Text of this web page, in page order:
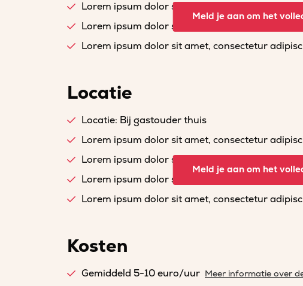
Lorem ipsum dolor sit amet, consectetur
Lorem ipsum dolor sit amet, consectetur
Lorem ipsum dolor sit amet, consectetur
Meld je aan om het
Locatie
Locatie: Bij gastouder thuis
Lorem ipsum dolor sit amet, consectetur
Lorem ipsum dolor sit amet, consectetur
Lorem ipsum dolor sit amet, consectetur
Lorem ipsum dolor sit amet, consectetur
Meld je aan om het
Kosten
Gemiddeld 5-10 euro/uur Meer informatie over